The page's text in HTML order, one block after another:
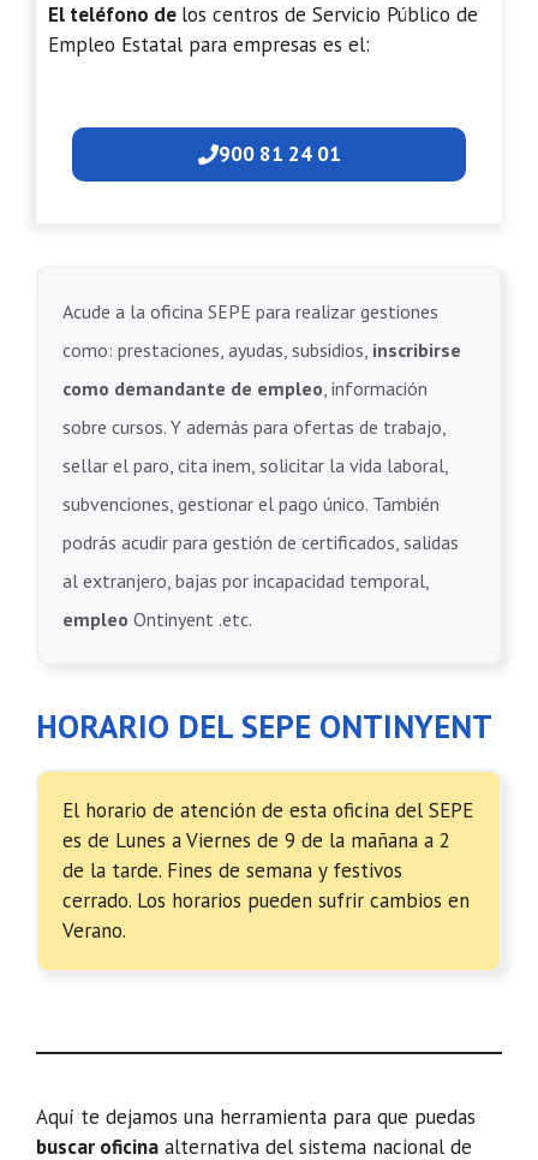
El teléfono de los centros de Servicio Público de
Empleo Estatal para empresas es el:
900 81 24 01
Acude a la oficina SEPE para realizar gestiones
como: prestaciones, ayudas, subsidios, inscribirse
como demandante de empleo, información
sobre cursos. Y además para ofertas de trabajo,
sellar el paro, cita inem, solicitar la vida laboral,
subvenciones, gestionar el pago único. También
podrás acudir para gestión de certificados, salidas
al extranjero, bajas por incapacidad temporal,
empleo Ontinyent .etc.
HORARIO DEL SEPE ONTINYENT
El horario de atención de esta oficina del SEPE
es de Lunes a Viernes de 9 de la mañana a 2
de la tarde. Fines de semana y festivos
cerrado. Los horarios pueden sufrir cambios en
Verano.
Aquí te dejamos una herramienta para que puedas
buscar oficina alternativa del sistema nacional de